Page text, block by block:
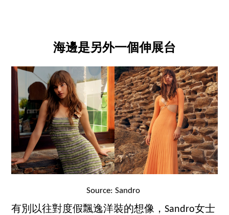
海邊是另外一個伸展台
Source: Sandro
有別以往對度假飄逸洋裝的想像，Sandro女士